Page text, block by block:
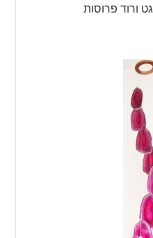
ורוד פרוסות